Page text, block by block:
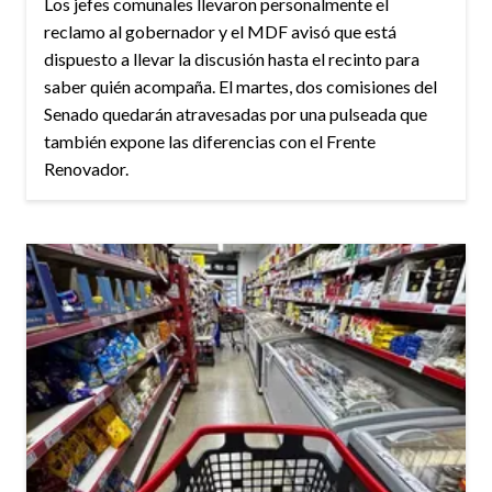
reclamo al gobernador y el MDF avisó que está
dispuesto a llevar la discusión hasta el recinto para
saber quién acompaña. El martes, dos comisiones del
Senado quedarán atravesadas por una pulseada que
también expone las diferencias con el Frente
Renovador.